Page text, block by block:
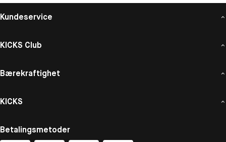
Kundeservice
KICKS Club
Bærekraftighet
KICKS
Betalingsmetoder